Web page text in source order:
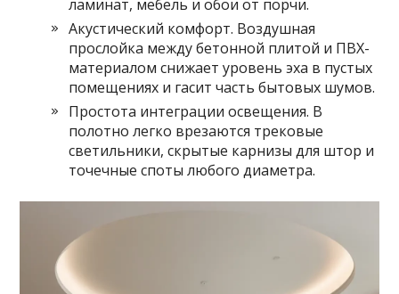
ламинат, мебель и обои от порчи.
Акустический комфорт. Воздушная
прослойка между бетонной плитой и ПВХ-
материалом снижает уровень эха в пустых
помещениях и гасит часть бытовых шумов.
Простота интеграции освещения. В
полотно легко врезаются трековые
светильники, скрытые карнизы для штор и
точечные споты любого диаметра.